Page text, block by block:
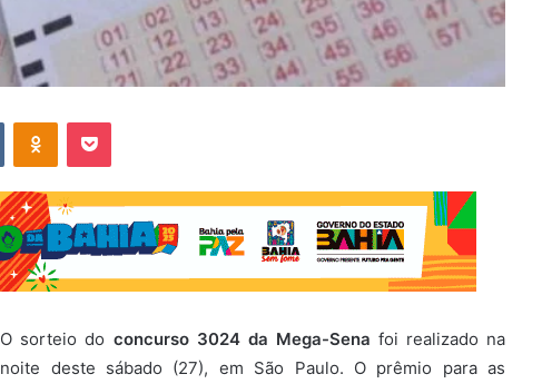
O sorteio do concurso 3024 da Mega-Sena foi realizado na
noite deste sábado (27), em São Paulo. O prêmio para as